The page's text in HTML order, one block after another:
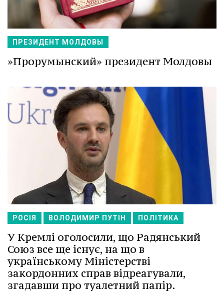
ПРЕЗИДЕНТ МОЛДОВЫ
»Прорумынский» президент Молдовы
РОСІЯ ВОЛОДИМИР ПУТІН ПОЛІТИКА
У Кремлі оголосили, що Радянський
Союз все ще існує, на що в
українському Міністерстві
закордонних справ відреагували,
згадавши про туалетний папір.